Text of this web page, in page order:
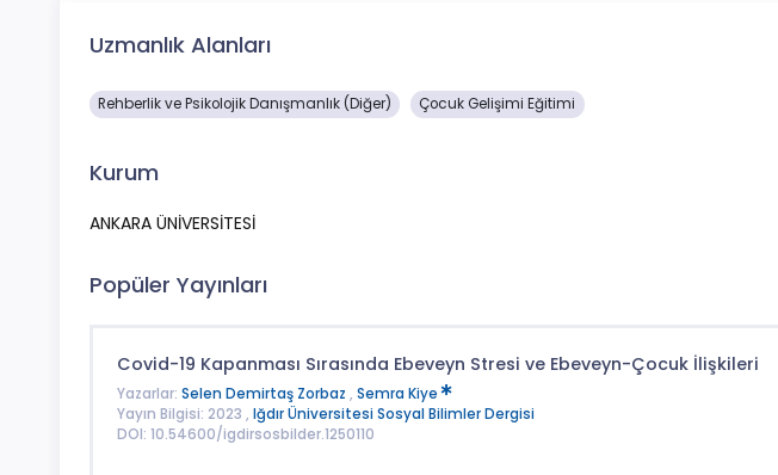
Uzmanlık Alanları
Rehberlik ve Psikolojik Danışmanlık (Diğer) Çocuk Gelişimi Eğitimi
Kurum
ANKARA ÜNİVERSİTESİ
Popüler Yayınları
Covid-19 Kapanması Sırasında Ebeveyn Stresi ve Ebeveyn-Çocuk İlişkileri
Yazarlar: Selen Demirtaş Zorbaz , Semra Kiye
Yayın Bilgisi: 2023 , Iğdır Üniversitesi Sosyal Bilimler Dergisi
DOI: 10.54600/igdirsosbilder.1250110